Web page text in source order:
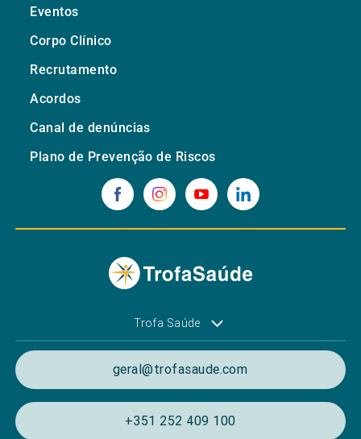
Eventos
Corpo Clínico
Recrutamento
Acordos
Canal de denúncias
Plano de Prevenção de Riscos
Trofa Saúde
geral@trofasaude.com
+351 252 409 100